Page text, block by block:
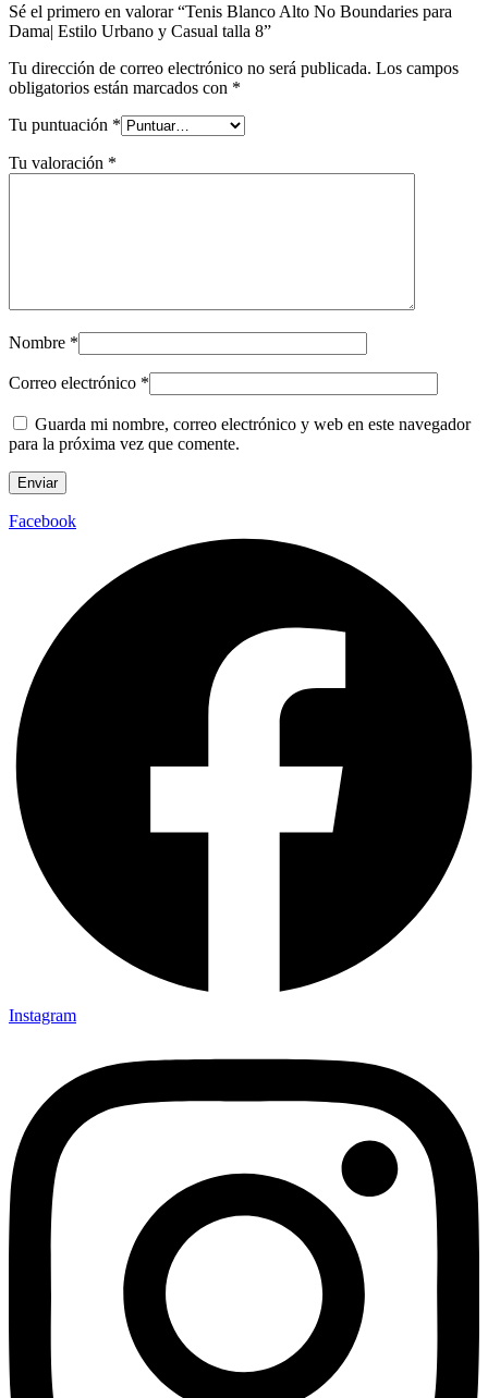
Sé el primero en valorar “Tenis Blanco Alto No Boundaries para
Dama| Estilo Urbano y Casual talla 8”
Tu dirección de correo electrónico no será publicada. Los campos
obligatorios están marcados con *
Tu puntuación *
Tu valoración *
Nombre *
Correo electrónico *
Guarda mi nombre, correo electrónico y web en este navegador
para la próxima vez que comente.
Facebook
Instagram